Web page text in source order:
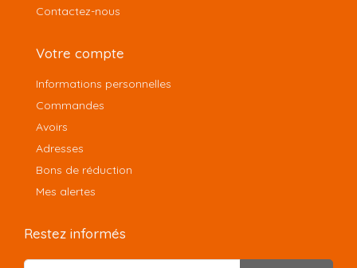
Contactez-nous
Votre compte
Informations personnelles
Commandes
Avoirs
Adresses
Bons de réduction
Mes alertes
Restez informés